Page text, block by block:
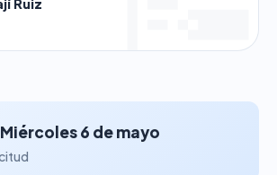
Ruiz
Miércoles 6 de mayo